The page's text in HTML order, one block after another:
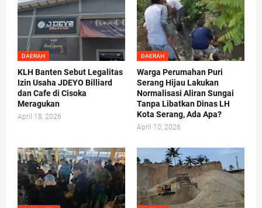
DAERAH
KLH Banten Sebut Legalitas
Izin Usaha JDEYO Billiard
dan Cafe di Cisoka
Meragukan
April 18, 2026
DAERAH
Warga Perumahan Puri
Serang Hijau Lakukan
Normalisasi Aliran Sungai
Tanpa Libatkan Dinas LH
Kota Serang, Ada Apa?
April 10, 2026